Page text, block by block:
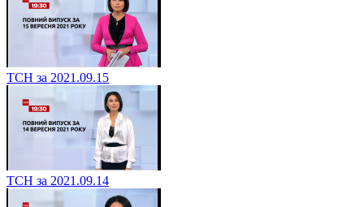
ТСН за 2021.09.15
ТСН за 2021.09.14